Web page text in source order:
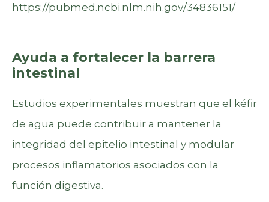
https://pubmed.ncbi.nlm.nih.gov/34836151/
Ayuda a fortalecer la barrera
intestinal
Estudios experimentales muestran que el kéfir
de agua puede contribuir a mantener la
integridad del epitelio intestinal y modular
procesos inflamatorios asociados con la
función digestiva.